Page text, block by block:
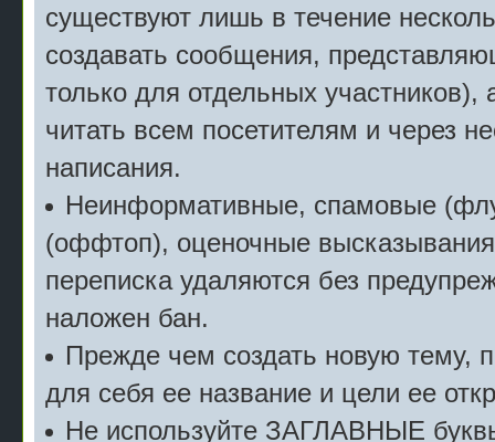
существуют лишь в течение
создавать сообщения,
только для отдельных
читать всем посетителям и через
написания.
Неинформативные, спамовые
(оффтоп), оценочные
переписка удаляются без
наложен бан.
Прежде чем создать новую тему,
для себя ее название и цели ее
Не используйте ЗАГЛАВНЫЕ